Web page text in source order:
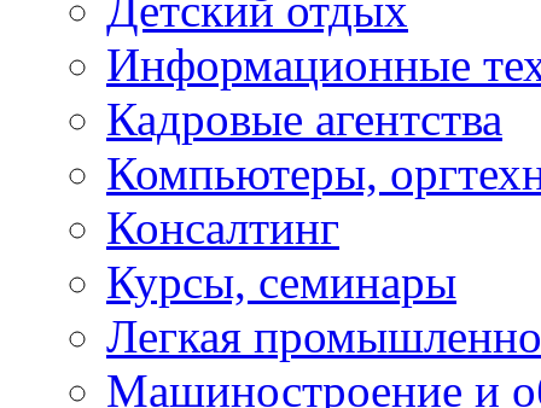
Информационные
Кадровые агентства
Компьютеры,
Консалтинг
Курсы, семинары
Легкая
Машиностроение и